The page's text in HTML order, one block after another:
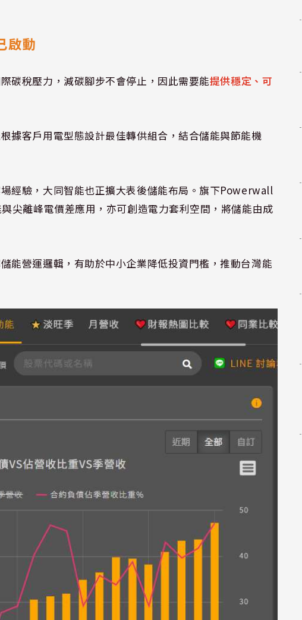
啟動
碳稅壓力，減碳腳步不會停止，因此需要能提供穩定、可
據客戶用電型態設計最佳轉供組合，結合儲能與節能機
經驗，大同智能也正擴大表後儲能布局。旗下Powerwall
尖離峰電價差應用，亦可創造電力套利空間，將儲能由成
能營運邏輯，有助於中小企業降低投資門檻，推動台灣能